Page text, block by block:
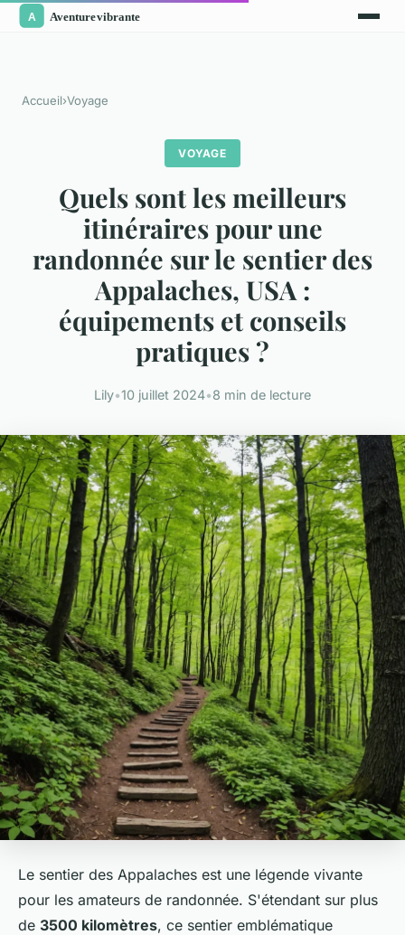
Accueil›Voyage
VOYAGE
Quels sont les meilleurs
itinéraires pour une
randonnée sur le sentier des
Appalaches, USA :
équipements et conseils
pratiques ?
Lily•10 juillet 2024•8 min de lecture
Le sentier des Appalaches est une légende vivante
pour les amateurs de randonnée. S'étendant sur plus
de 3500 kilomètres, ce sentier emblématique